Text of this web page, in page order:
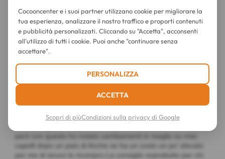
Cocooncenter e i suoi partner utilizzano cookie per migliorare la
tua esperienza, analizzare il nostro traffico e proporti contenuti
e pubblicità personalizzati. Cliccando su "Accetta", acconsenti
all'utilizzo di tutti i cookie. Puoi anche "continuare senza
accettare".
PERSONALIZZA
ACCETTA
Scopri di piùCondizioni sulla privacy di Google